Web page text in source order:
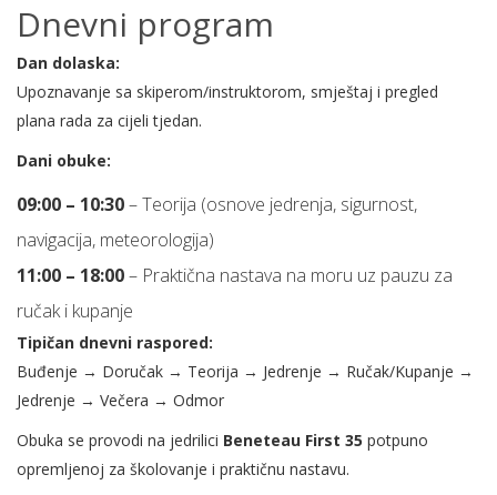
Dnevni program
Dan dolaska:
Upoznavanje sa skiperom/instruktorom, smještaj i pregled
plana rada za cijeli tjedan.
Dani obuke:
09:00 – 10:30– Teorija (osnove jedrenja, sigurnost,
navigacija, meteorologija)
11:00 – 18:00– Praktična nastava na moru uz pauzu za
ručak i kupanje
Tipičan dnevni raspored:
Buđenje → Doručak → Teorija → Jedrenje → Ručak/Kupanje →
Jedrenje → Večera → Odmor
Obuka se provodi na jedrilici Beneteau First 35 potpuno
opremljenoj za školovanje i praktičnu nastavu.